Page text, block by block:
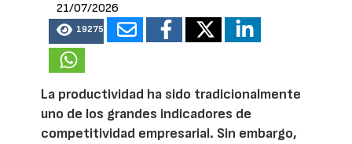
21/07/2026
19275
La productividad ha sido tradicionalmente
uno de los grandes indicadores de
competitividad empresarial. Sin embargo,